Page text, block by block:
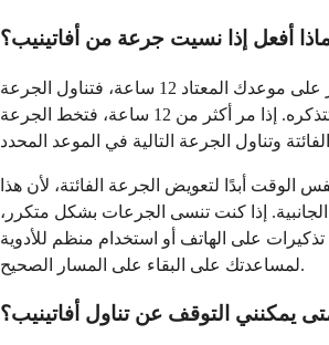
أفعل إذا نسيت جرعة من أفاتينيب؟
إذا فاتتك جرعة ولم يمر على موعدك المعتاد 12 ساعة، فتناول الجرعة
الفائتة في أقرب وقت تتذكره. إذا مر أكثر من 12 ساعة، فتخط الجرعة
الوقت أبدًا لتعويض الجرعة الفائتة، لأن هذا
إذا كنت تنسى الجرعات بشكل متكرر،
على الهاتف أو استخدام منظم للأدوية
لمساعدتك على البقاء على المسار الصحيح.
يمكنني التوقف عن تناول أفاتينيب؟